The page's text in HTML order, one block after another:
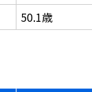
50.1歳